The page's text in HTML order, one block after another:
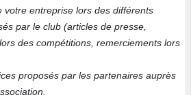
votre entreprise lors des différents
par le club (articles de presse,
des compétitions, remerciements lors
proposés par les partenaires auprès